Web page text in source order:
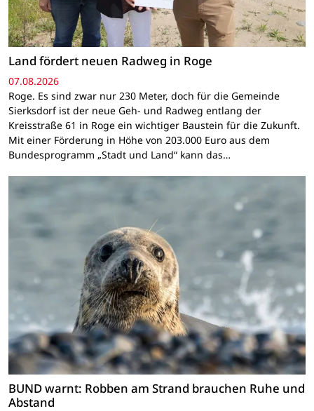
Land fördert neuen Radweg in Roge
07.08.2026
Roge. Es sind zwar nur 230 Meter, doch für die Gemeinde
Sierksdorf ist der neue Geh- und Radweg entlang der
Kreisstraße 61 in Roge ein wichtiger Baustein für die Zukunft.
Mit einer Förderung in Höhe von 203.000 Euro aus dem
Bundesprogramm „Stadt und Land“ kann das…
BUND warnt: Robben am Strand brauchen Ruhe und
Abstand